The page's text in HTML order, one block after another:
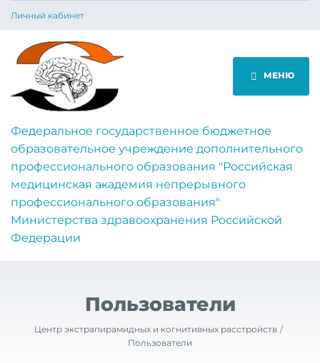
Личный кабинет
МЕНЮ
Федеральное государственное бюджетное
образовательное учреждение дополнительного
профессионального образования "Российская
медицинская академия непрерывного
профессионального образования"
Министерства здравоохранения Российской
Федерации
Пользователи
Центр экстрапирамидных и когнитивных расстройств
Пользователи